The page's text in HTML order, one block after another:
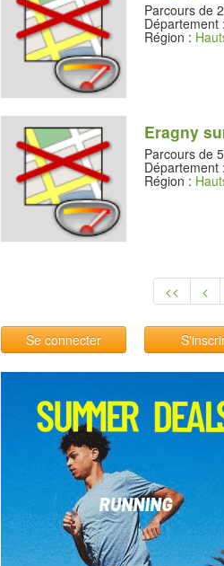
Parcours de
Département :
Région :
Eragny
Parcours de
Département :
Région :
<< <
Se connecter